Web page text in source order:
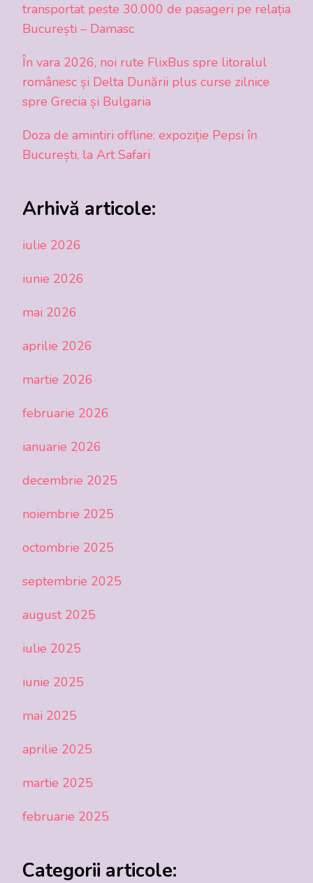
transportat peste 30.000 de pasageri pe relația
București – Damasc
În vara 2026, noi rute FlixBus spre litoralul
românesc și Delta Dunării plus curse zilnice
spre Grecia și Bulgaria
Doza de amintiri offline: expoziție Pepsi în
București, la Art Safari
Arhivă articole:
iulie 2026
iunie 2026
mai 2026
aprilie 2026
martie 2026
februarie 2026
ianuarie 2026
decembrie 2025
noiembrie 2025
octombrie 2025
septembrie 2025
august 2025
iulie 2025
iunie 2025
mai 2025
aprilie 2025
martie 2025
februarie 2025
Categorii articole: